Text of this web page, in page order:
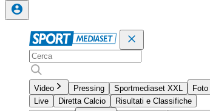
Video Pressing Sportmediaset XXL
Foto
Live
Diretta Calcio
Risultati e Classifiche